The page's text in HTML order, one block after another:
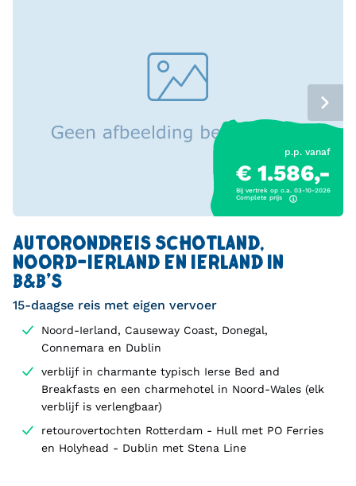
Bij vertrek op o.a. 03-10-2026
Complete prijs
p.p. vanaf
€ 1.586,-
AUTORONDREIS SCHOTLAND,
NOORD-IERLAND EN IERLAND IN
B&B'S
15-daagse reis met eigen vervoer
Noord-Ierland, Causeway Coast, Donegal,
Connemara en Dublin
verblijf in charmante typisch Ierse Bed and
Breakfasts en een charmehotel in Noord-Wales (elk
verblijf is verlengbaar)
retourovertochten Rotterdam - Hull met PO Ferries
en Holyhead - Dublin met Stena Line